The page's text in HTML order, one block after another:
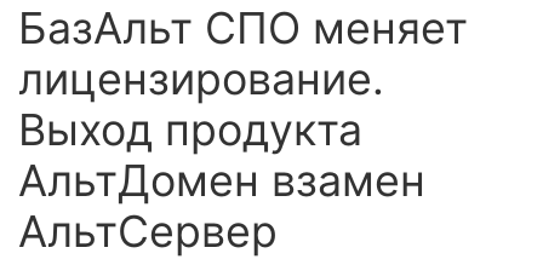
БазАльт СПО меняет
лицензирование.
Выход продукта
АльтДомен взамен
АльтСервер